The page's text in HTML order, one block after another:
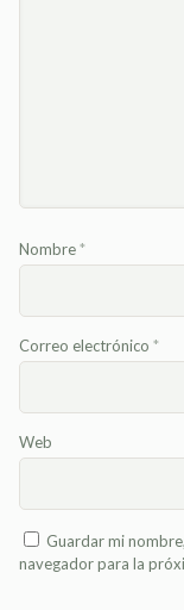
Nombre*
Correo electrónico *
Web
Guardar mi
navegador para la